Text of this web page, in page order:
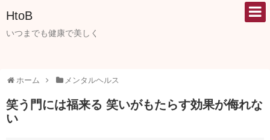
HtoB
いつまでも健康で美しく
ホーム メンタルヘルス
笑う門には福来る 笑いがもたらす効果が侮れな
い